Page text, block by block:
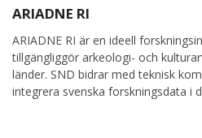
ARIADNE RI
ARIADNE RI är en ideell
tillgängliggör arkeologi- och
länder. SND bidrar med teknisk
integrera svenska forskningsdata i